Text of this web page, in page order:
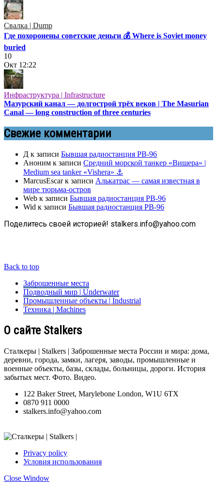
Свалка | Dump
Где похоронены советские деньги 💰 Where is Soviet money
buried
10
Окт 12:22
Инфраструктура | Infrastructure
Мазурский канал — долгострой трёх веков | The Masurian
Canal — long construction of three centuries
Свежие комментарии
Д к записи Бывшая радиостанция РВ-96
Аноним к записи Средний морской танкер «Вишера» |
Medium sea tanker «Vishera» ⚓
MarcusEscarк записи Алькатрас — самая известная в
мире тюрьма-остров
Web к записи Бывшая радиостанция РВ-96
Wid к записи Бывшая радиостанция РВ-96
Поделитесь своей историей! stalkers.info@yahoo.com
Back to top
Заброшенные места
Подводный мир | Underwater
Промышленные объекты | Industrial
Техника | Machines
О сайте Stalkers
Сталкеры | Stalkers | Заброшенные места России и мира: дома,
деревни, города, замки, лагеря, заводы, промышленные и
военные объекты, базы, склады, больницы, дороги. История
забытых мест. Фото. Видео.
122 Baker Street, Marylebone London, W1U 6TX
0870 911 0000
stalkers.info@yahoo.com
Privacy policy
Условия использования
Close Window